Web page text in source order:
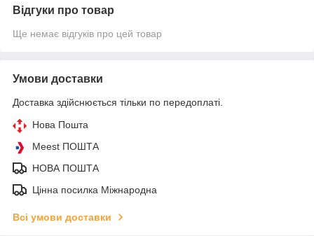
Відгуки про товар
Ще немає відгуків про цей товар
Умови доставки
Доставка здійснюється тільки по передоплаті.
Нова Пошта
Meest ПОШТА
НОВА ПОШТА
Цінна посилка Міжнародна
Всі умови доставки